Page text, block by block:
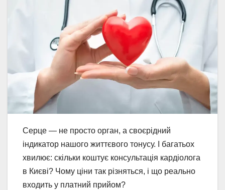
Серце — не просто орган, а своєрідний
індикатор нашого життєвого тонусу. І багатьох
хвилює: скільки коштує консультація кардіолога
в Києві? Чому ціни так різняться, і що реально
входить у платний прийом?